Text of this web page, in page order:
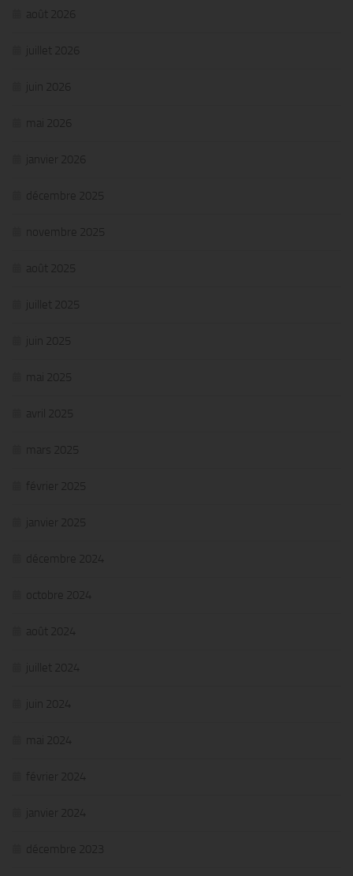
août 2026
juillet 2026
juin 2026
mai 2026
janvier 2026
décembre 2025
novembre 2025
août 2025
juillet 2025
juin 2025
mai 2025
avril 2025
mars 2025
février 2025
janvier 2025
décembre 2024
octobre 2024
août 2024
juillet 2024
juin 2024
mai 2024
février 2024
janvier 2024
décembre 2023